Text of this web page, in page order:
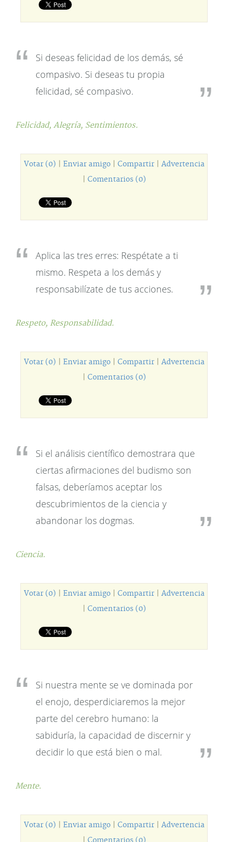
Si deseas felicidad de los demás, sé
compasivo. Si deseas tu propia
felicidad, sé compasivo.
Felicidad, Alegría, Sentimientos.
Votar (0) Enviar amigo| Compartir| Advertencia
Comentarios (0)
Aplica las tres erres: Respétate a ti
mismo. Respeta a los demás y
responsabilízate de tus acciones.
Respeto, Responsabilidad.
Votar (0) Enviar amigo| Compartir| Advertencia
Comentarios (0)
Si el análisis científico demostrara que
ciertas afirmaciones del budismo son
falsas, deberíamos aceptar los
descubrimientos de la ciencia y
abandonar los dogmas.
Ciencia.
Votar (0) Enviar amigo| Compartir| Advertencia
Comentarios (0)
Si nuestra mente se ve dominada por
el enojo, desperdiciaremos la mejor
parte del cerebro humano: la
sabiduría, la capacidad de discernir y
decidir lo que está bien o mal.
Mente.
Votar (0) Enviar amigo| Compartir| Advertencia